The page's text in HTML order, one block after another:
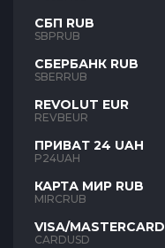
СБП RUB
SBPRUB
СБЕРБАНК RUB
SBERRUB
REVOLUT EUR
REVBEUR
ПРИВАТ 24 UAH
P24UAH
КАРТА МИР RUB
MIRCRUB
VISA/MASTERCARD
USD
CARDUSD